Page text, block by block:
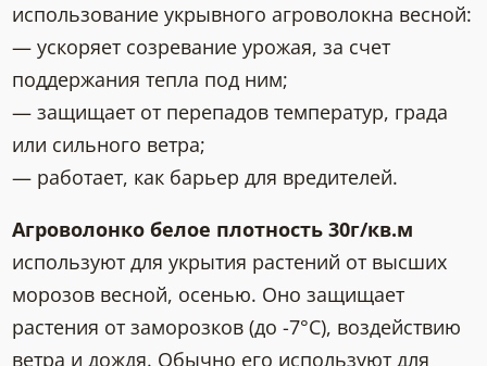
использование укрывного агроволокна весной:
— ускоряет созревание урожая, за счет
поддержания тепла под ним;
— защищает от перепадов температур, града
или сильного ветра;
— работает, как барьер для вредителей.
Агроволонко белое плотность30г/кв.м
используют для укрытия растений от высших
морозов весной, осенью. Оно защищает
растения от заморозков (до -7°C), воздействию
ветра и дождя. Обычно его используют для